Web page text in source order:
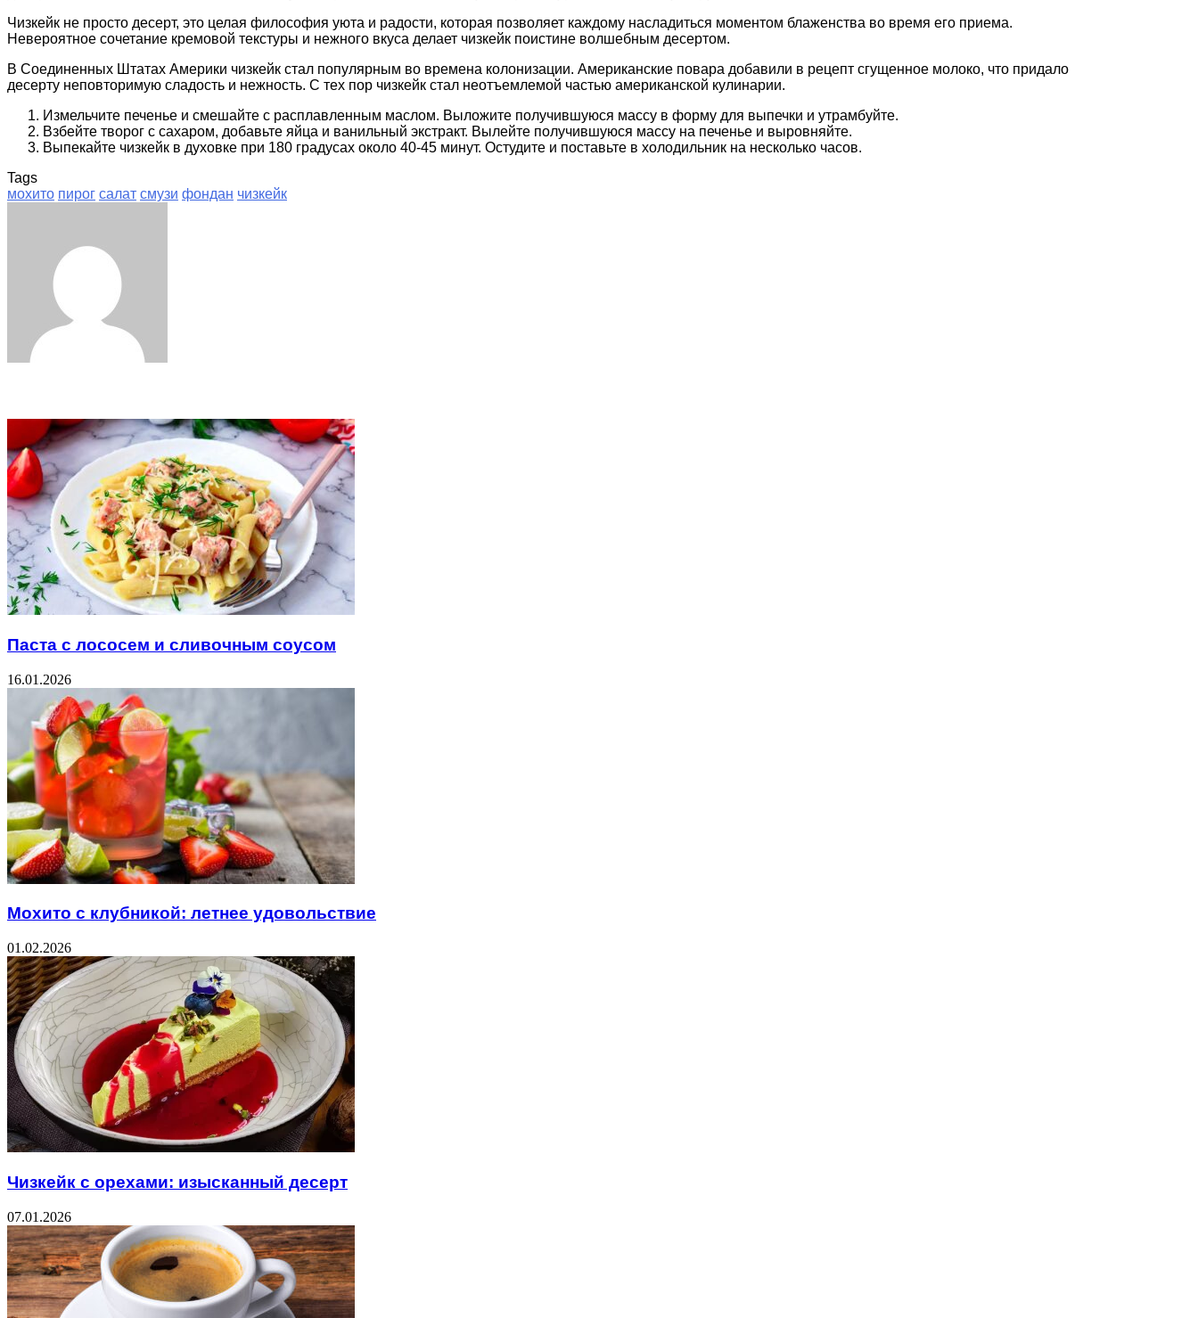
Чизкейк не просто десерт, это целая философия уюта и радости, которая позволяет каждому насладиться моментом блаженства во время его приема.
Невероятное сочетание кремовой текстуры и нежного вкуса делает чизкейк поистине волшебным десертом.
В Соединенных Штатах Америки чизкейк стал популярным во времена колонизации. Американские повара добавили в рецепт сгущенное молоко, что придало
десерту неповторимую сладость и нежность. С тех пор чизкейк стал неотъемлемой частью американской кулинарии.
Измельчите печенье и смешайте с расплавленным маслом. Выложите получившуюся массу в форму для выпечки и утрамбуйте.
Взбейте творог с сахаром, добавьте яйца и ванильный экстракт. Вылейте получившуюся массу на печенье и выровняйте.
Выпекайте чизкейк в духовке при 180 градусах около 40-45 минут. Остудите и поставьте в холодильник на несколько часов.
Tags
мохито пирог салат смузи фондан чизкейк
Паста с лососем и сливочным соусом
16.01.2026
Мохито с клубникой: летнее удовольствие
01.02.2026
Чизкейк с орехами: изысканный десерт
07.01.2026